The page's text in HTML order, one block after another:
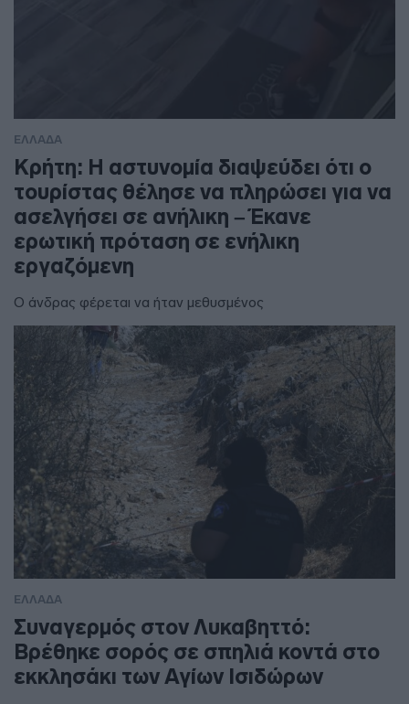
ΕΛΛΑΔΑ
Κρήτη: Η αστυνομία διαψεύδει ότι ο
τουρίστας θέλησε να πληρώσει για να
ασελγήσει σε ανήλικη – Έκανε
ερωτική πρόταση σε ενήλικη
εργαζόμενη
Ο άνδρας φέρεται να ήταν μεθυσμένος
ΕΛΛΑΔΑ
Συναγερμός στον Λυκαβηττό:
Βρέθηκε σορός σε σπηλιά κοντά στο
εκκλησάκι των Αγίων Ισιδώρων